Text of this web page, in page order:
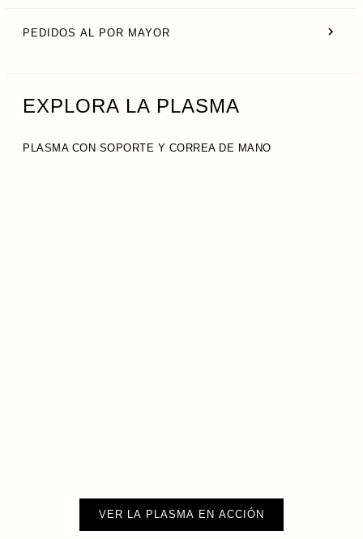
PEDIDOS AL POR MAYOR
EXPLORA LA PLASMA
PLASMA CON SOPORTE Y CORREA DE MANO
VER LA PLASMA EN ACCIÓN